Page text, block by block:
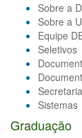
Sobre a
Sobre a
Equipe
Seletivos
Sistemas
Graduação